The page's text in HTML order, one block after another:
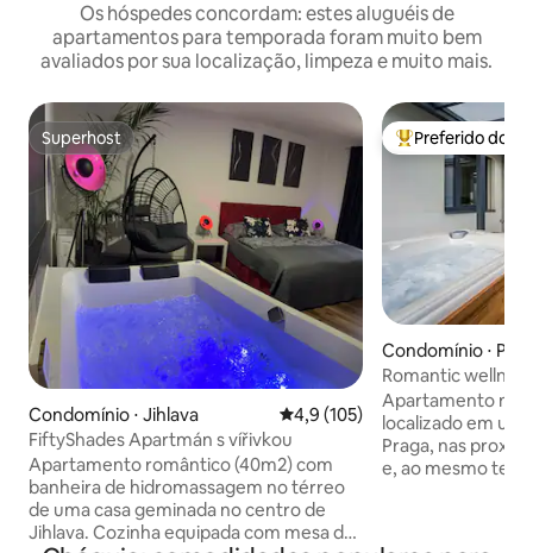
Os hóspedes concordam: estes aluguéis de
apartamentos para temporada foram muito bem
avaliados por sua localização, limpeza e muito mais.
Superhost
Superhost
Condomínio ⋅ Jihlava 4,9 de uma avaliação média de
4,9 (105)
FiftyShades Apartmán s vířivkou
Apartamento romântico (40m2) com
banheira de hidromassagem no térreo
de uma casa geminada no centro de
Jihlava. Cozinha equipada com mesa de
Entre os
Preferido dos
Condomínio ⋅
Romantic
Apartamento
localizado em
Praga, nas
e, ao mesmo